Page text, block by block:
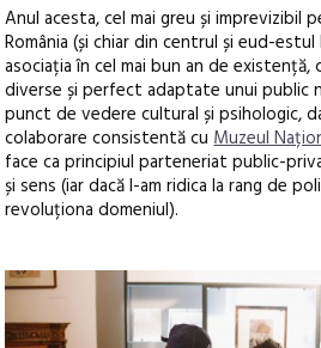
Anul acesta, cel mai greu și imprevizibil
România (și chiar din centrul și eud-
asociația în cel mai bun an de
diverse și perfect adaptate unui public
punct de vedere cultural și psihologic,
colaborare consistentă cuMuzeul
face ca principiul parteneriat public-
și sens (iar dacă l-am ridica la rang de
revoluționa domeniul).